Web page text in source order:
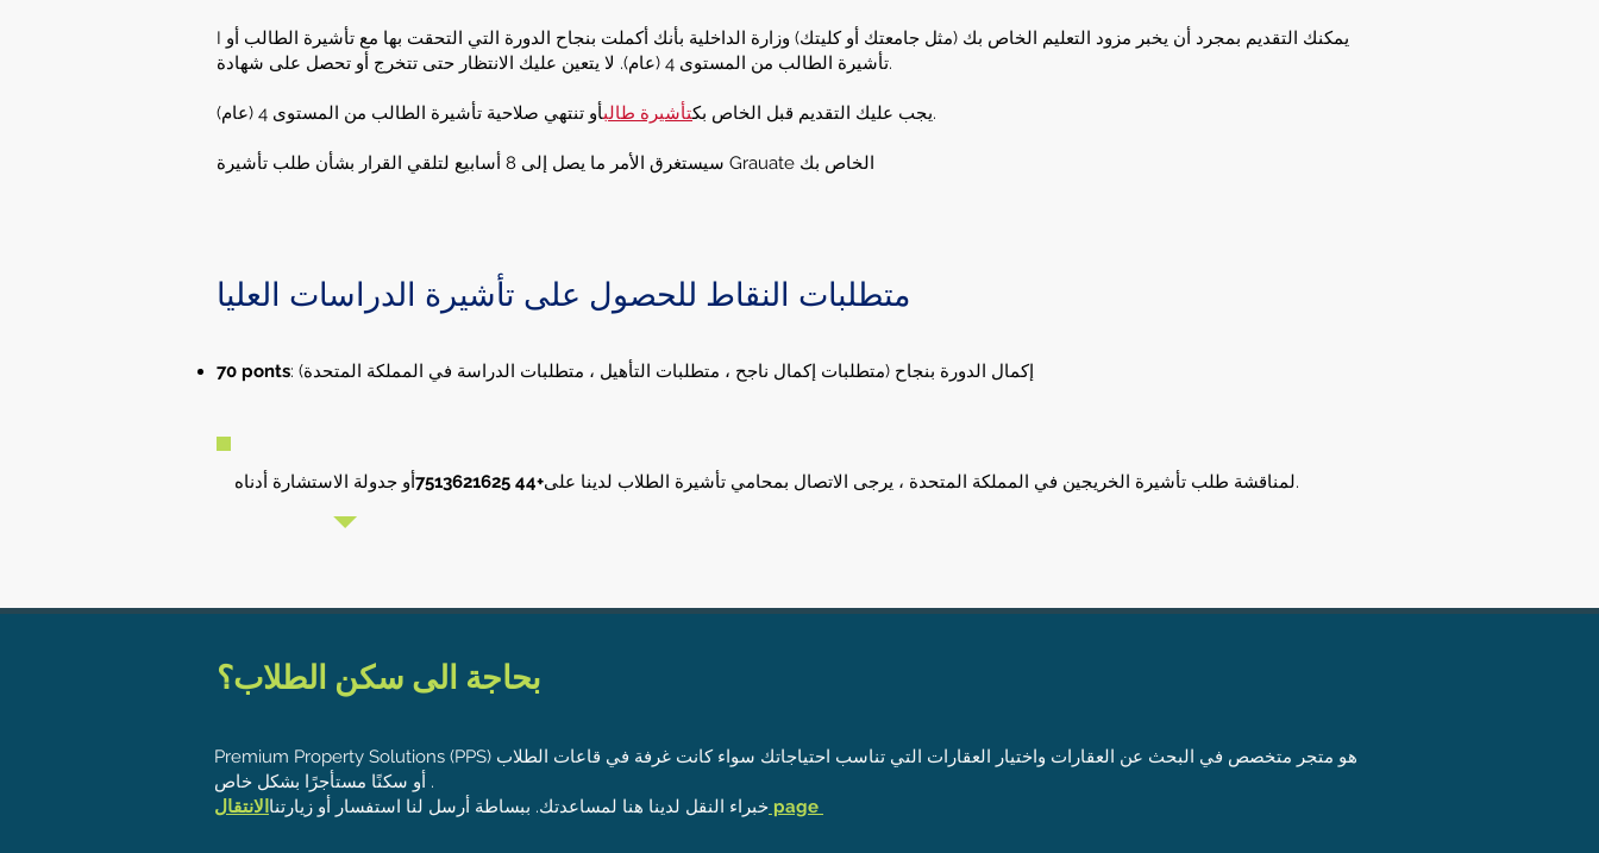
I يمكنك التقديم بمجرد أن يخبر مزود التعليم الخاص بك (مثل جامعتك أو كليتك) وزارة الداخلية بأنك أكملت بنجاح الدورة التي التحقت بها مع تأشيرة الطالب أو
تأشيرة الطالب من المستوى 4 (عام). لا يتعين عليك الانتظار حتى تتخرج أو تحصل على شهادة.
يجب عليك التقديم قبل الخاص بكتأشيرة طالب أو تنتهي صلاحية تأشيرة الطالب من المستوى 4 (عام).
سيستغرق الأمر ما يصل إلى 8 أسابيع لتلقي القرار بشأن طلب تأشيرة Grauate الخاص بك
متطلبات النقاط للحصول على تأشيرة الدراسات العليا
​70 ponts : إكمال الدورة بنجاح (متطلبات إكمال ناجح ، متطلبات التأهيل ، متطلبات الدراسة في المملكة المتحدة)
لمناقشة طلب تأشيرة الخريجين في المملكة المتحدة ، يرجى الاتصال بمحامي تأشيرة الطلاب لدينا على+44 7513621625 أو جدولة الاستشارة أدناه.
بحاجة الى سكن الطلاب؟
Premium Property Solutions (PPS) هو متجر متخصص في البحث عن العقارات واختيار العقارات التي تناسب احتياجاتك سواء كانت غرفة في قاعات الطلاب
أو سكنًا مستأجرًا بشكل خاص .
خبراء النقل لدينا هنا لمساعدتك. ببساطة أرسل لنا استفسار أو زيارتنا الانتقال page